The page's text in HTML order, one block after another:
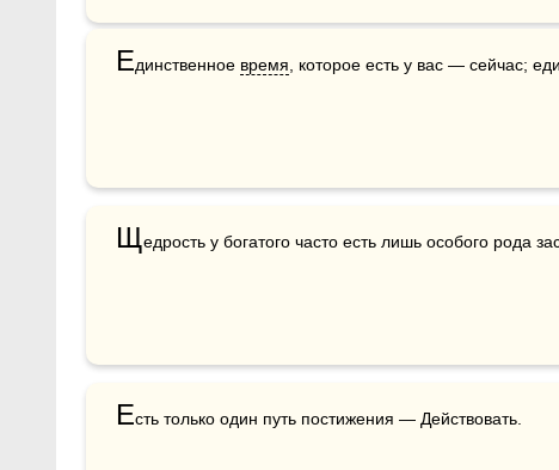
Единственное время , которое есть у вас — сейчас;
Щедрость у богатого часто есть лишь особого рода
Е